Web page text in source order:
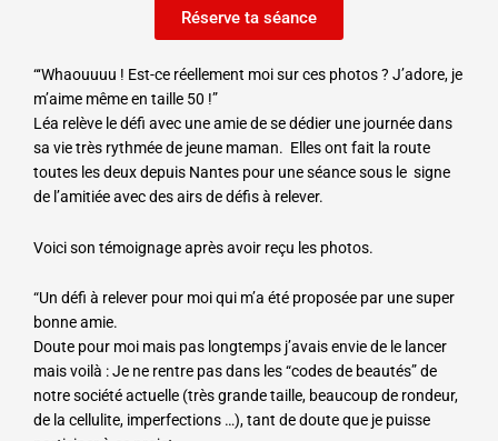
Réserve ta séance
“‘Whaouuuu ! Est-ce réellement moi sur ces photos ? J’adore, je
m’aime même en taille 50 !”
Léa relève le défi avec une amie de se dédier une journée dans
sa vie très rythmée de jeune maman. Elles ont fait la route
toutes les deux depuis Nantes pour une séance sous le signe
de l’amitiée avec des airs de défis à relever.
Voici son témoignage après avoir reçu les photos.
“Un défi à relever pour moi qui m’a été proposée par une super
bonne amie.
Doute pour moi mais pas longtemps j’avais envie de le lancer
mais voilà : Je ne rentre pas dans les “codes de beautés” de
notre société actuelle (très grande taille, beaucoup de rondeur,
de la cellulite, imperfections …), tant de doute que je puisse